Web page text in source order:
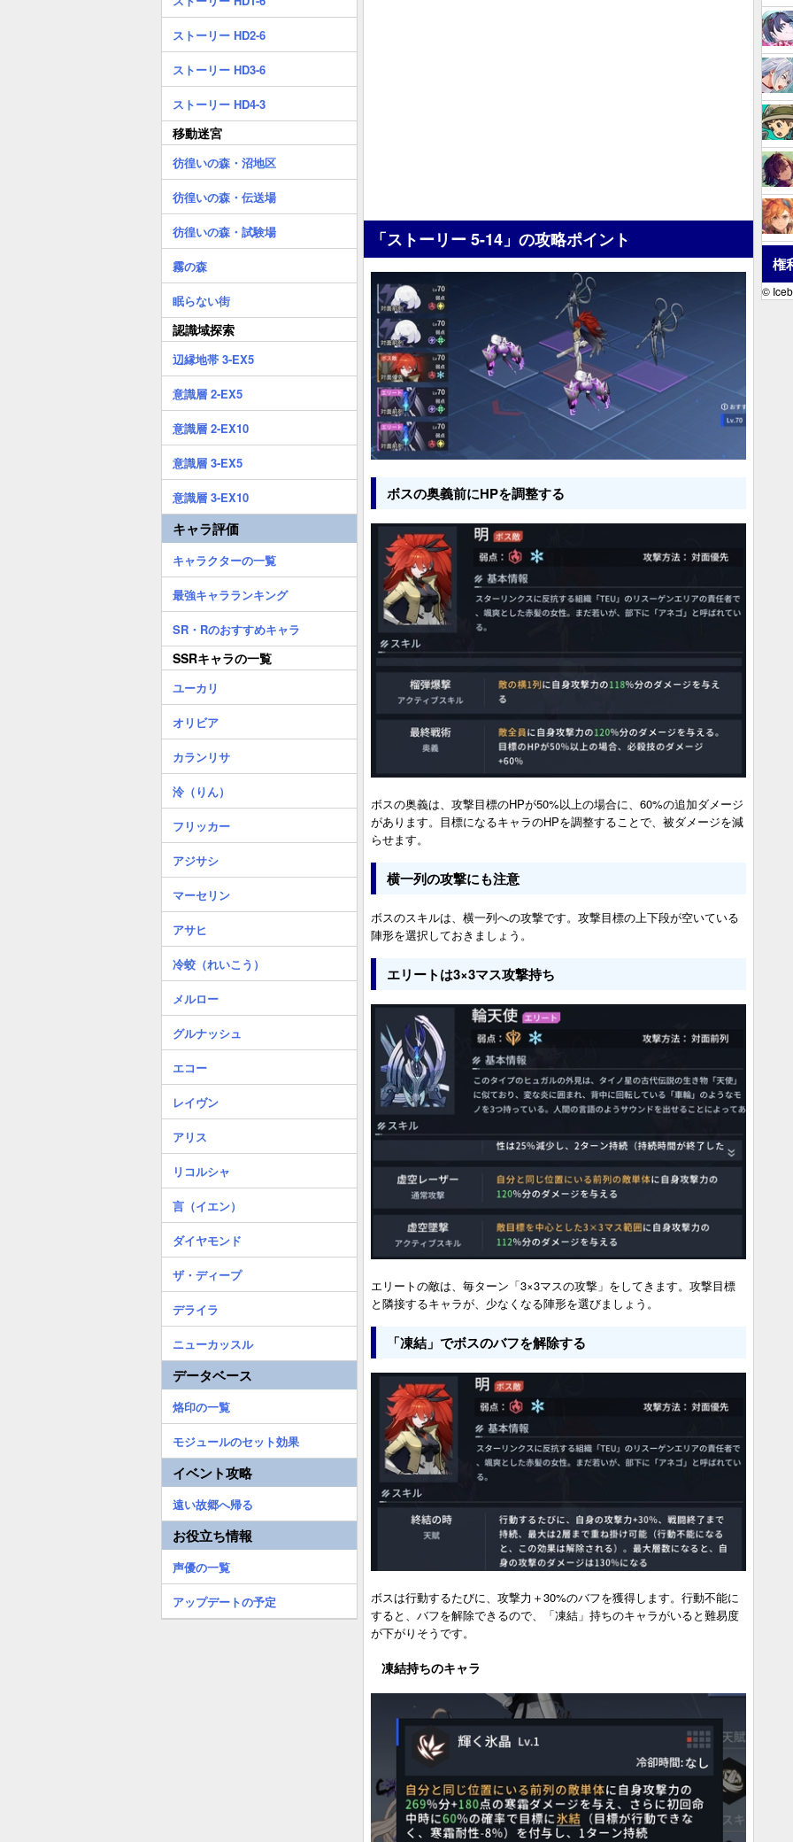
「ストーリー 5-14」の攻略ポイント
ボスの奥義前にHPを調整する
ボスの奥義は、攻撃目標のHPが50%以上の場合に、60%の追加ダメージ
があります。目標になるキャラのHPを調整することで、被ダメージを減
らせます。
横一列の攻撃にも注意
ボスのスキルは、横一列への攻撃です。攻撃目標の上下段が空いている
陣形を選択しておきましょう。
エリートは3×3マス攻撃持ち
エリートの敵は、毎ターン「3×3マスの攻撃」をしてきます。攻撃目標
と隣接するキャラが、少なくなる陣形を選びましょう。
「凍結」でボスのバフを解除する
ボスは行動するたびに、攻撃力＋30%のバフを獲得します。行動不能に
すると、バフを解除できるので、「凍結」持ちのキャラがいると難易度
が下がりそうです。
凍結持ちのキャラ
ストーリー HD2-6
ストーリー HD3-6
ストーリー HD4-3
移動迷宮
彷徨いの森・沼地区
彷徨いの森・伝送場
彷徨いの森・試験場
霧の森
眠らない街
認識域探索
辺縁地帯 3-EX5
意識層 2-EX5
意識層 2-EX10
意識層 3-EX5
意識層 3-EX10
キャラ評価
キャラクターの一覧
最強キャラランキング
SR・Rのおすすめキャラ
SSRキャラの一覧
ユーカリ
オリビア
カランリサ
泠（りん）
フリッカー
アジサシ
マーセリン
アサヒ
冷蛟（れいこう）
メルロー
グルナッシュ
エコー
レイヴン
アリス
リコルシャ
言（イエン）
ダイヤモンド
ザ・ディープ
デライラ
ニューカッスル
データベース
烙印の一覧
モジュールのセット効果
イベント攻略
遠い故郷へ帰る
お役立ち情報
声優の一覧
アップデートの予定
権
©